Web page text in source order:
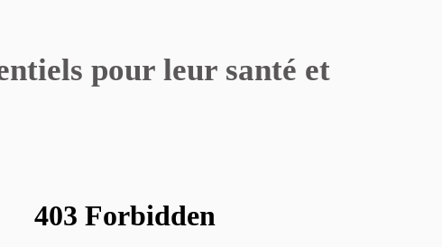
pour leur santé et